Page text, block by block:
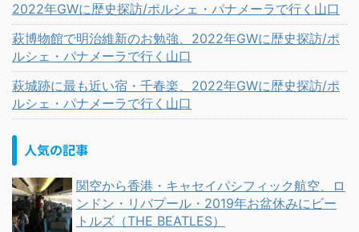
2022年GWに歴史探訪/ポルシェ・パナメーラで行く山口
萩博物館で明治維新のお勉強、2022年GWに歴史探訪/ポ
ルシェ・パナメーラで行く山口
萩城跡に最も近い宿・千春楽、2022年GWに歴史探訪/ポ
ルシェ・パナメーラで行く山口
人気の記事
関空から香港・キャセイパシフィック航空、ロ
ンドン・リバプール・2019年お盆休みにビー
トルズ（THE BEATLES）